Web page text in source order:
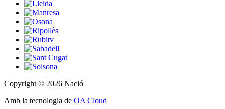
Copyright © 2026 Nació
Amb la tecnologia de OA Cloud